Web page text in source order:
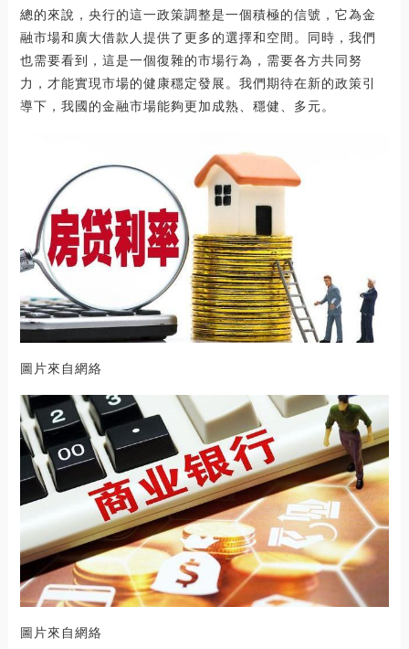
總的來說，央行的這一政策調整是一個積極的信號，它為金
融市場和廣大借款人提供了更多的選擇和空間。同時，我們
也需要看到，這是一個復雜的市場行為，需要各方共同努
力，才能實現市場的健康穩定發展。我們期待在新的政策引
導下，我國的金融市場能夠更加成熟、穩健、多元。
圖片來自網絡
圖片來自網絡